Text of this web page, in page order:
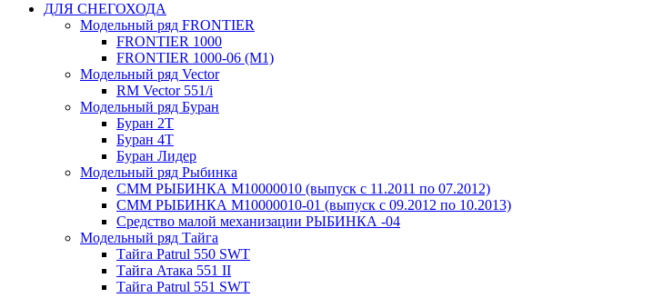
ДЛЯ СНЕГОХОДА
Модельный ряд FRONTIER
FRONTIER 1000
FRONTIER 1000-06 (М1)
Модельный ряд Vector
RM Vector 551/i
Модельный ряд Буран
Буран 2Т
Буран 4Т
Буран Лидер
Модельный ряд Рыбинка
СММ РЫБИНКА M10000010 (выпуск с 11.2011 по 07.2012)
СММ РЫБИНКА M10000010-01 (выпуск с 09.2012 по 10.2013)
Средство малой механизации РЫБИНКА -04
Модельный ряд Тайга
Тайга Patrul 550 SWT
Тайга Атака 551 II
Тайга Patrul 551 SWT